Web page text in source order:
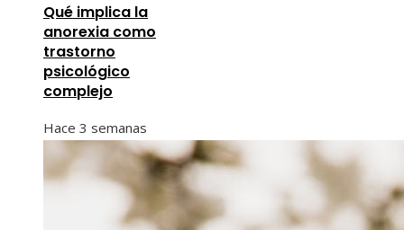
Qué implica la
anorexia como
trastorno
psicológico
complejo
Hace 3 semanas